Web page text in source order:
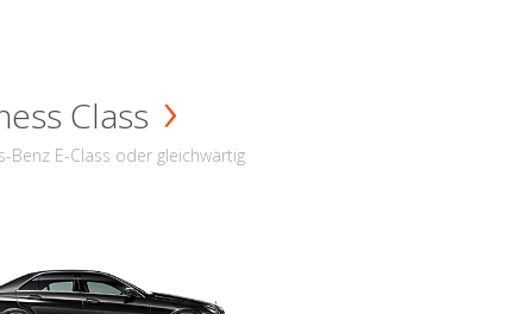
Class
Benz E-Class oder gleichwärtig